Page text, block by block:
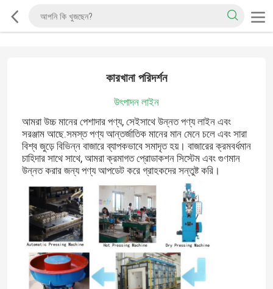
কারখানা পরিদর্শন
উৎপাদন লাইন
আমরা উচ্চ মানের পেশাদার পণ্য, সেইসাথে উন্নত পণ্য লাইন এবং
সরঞ্জাম আছে.সমস্ত পণ্য আন্তর্জাতিক মানের মান মেনে চলে এবং সারা
বিশ্ব জুড়ে বিভিন্ন বাজারে ব্যাপকভাবে সমাদৃত হয়। বাজারের ক্রমবর্ধমান
চাহিদার সাথে সাথে, আমরা ক্রমাগত প্রোডাকশন সিস্টেম এবং গুণমান
উন্নত করার জন্য পণ্য আপডেট করে গ্রাহকদের সন্তুষ্ট করি।